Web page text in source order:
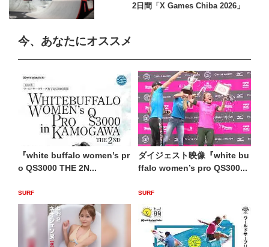
2日間「X Games Chiba 2026」
今、あなたにオススメ
『white buffalo women’s pr
o QS3000 THE 2N...
SURF
ダイジェスト映像『white bu
ffalo women’s pro QS300...
SURF